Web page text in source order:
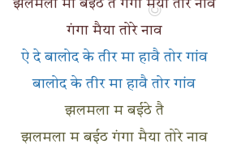
झलमला मा बइठे तै गंगा मैया तोरे नाव
गंगा मैया तोरे नाव
ऐ दे बालोद के तीर मा हावै तोर गांव
बालोद के तीर मा हावै तोर गांव
झलमला म बईठे तै
झलमला म बईठ गंगा मैया तोरे नाव